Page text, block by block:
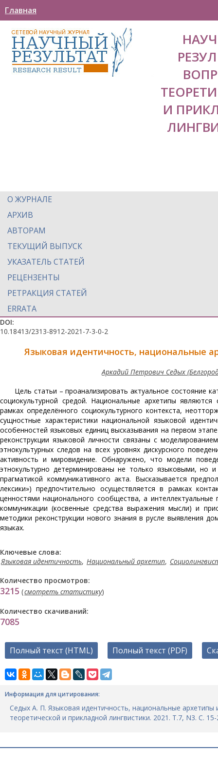
Главная
И
О ЖУРНАЛЕ
АРХИВ
АВТОРАМ
ТЕКУЩИЙ ВЫПУСК
УКАЗАТЕЛЬ СТАТЕЙ
РЕЦЕНЗЕНТЫ
РЕТРАКЦИЯ СТАТЕЙ
ERRATA
DOI:
10.18413/2313-8912-2021-7-3-0-2
Языковая идентичность, национальные
Аркадий Петрович Седых
Цель статьи – проанализировать актуальное состояние
социокультурной средой. Национальные архетипы
рамках определённого социокультурного контекста,
сущностные характеристики национальной языковой
особенностей языковых единиц высказывания на первом
реконструкции языковой личности связаны с
этнокультурных следов на всех уровнях дискурсного
активность и мировидение. Обнаружено, что модели
этнокультурно детерминированы не только языковыми, но
прагматикой коммуникативного акта. Высказывается
лексики») предпочтительно осуществляется в рамках
ценностями национального сообщества, а
коммуникации (косвенные средства выражения мысли) и
методики реконструкции нового знания в русле выявления
языках.
Ключевые слова:
Языковая идентичность, Национальный архетип,
Количество просмотров:
3215 (смотреть статистику)
Количество скачиваний:
7085
Полный текст (HTML) Полный текст (PDF)
Информация для цитирования:
Седых А. П. Языковая идентичность, национальные
теоретической и прикладной лингвистики. 2021. Т.7, N3. C.